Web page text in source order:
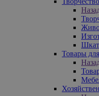
Товары